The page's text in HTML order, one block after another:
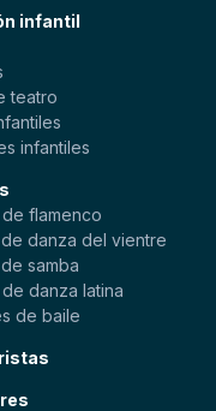
infantil
teatro
infantiles
flamenco
de danza del vientre
samba
danza latina
de baile